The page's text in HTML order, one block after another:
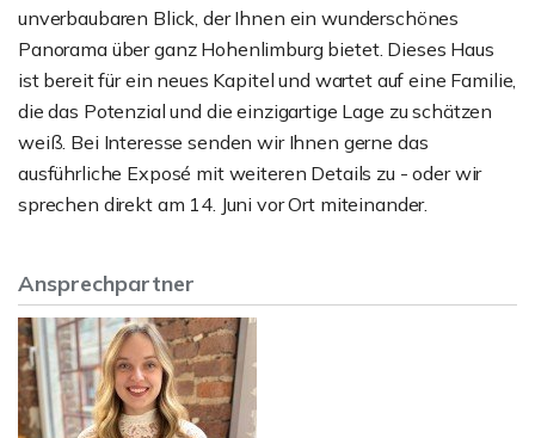
unverbaubaren Blick, der Ihnen ein wunderschönes
Panorama über ganz Hohenlimburg bietet. Dieses Haus
ist bereit für ein neues Kapitel und wartet auf eine Familie,
die das Potenzial und die einzigartige Lage zu schätzen
weiß. Bei Interesse senden wir Ihnen gerne das
ausführliche Exposé mit weiteren Details zu - oder wir
sprechen direkt am 14. Juni vor Ort miteinander.
Ansprechpartner